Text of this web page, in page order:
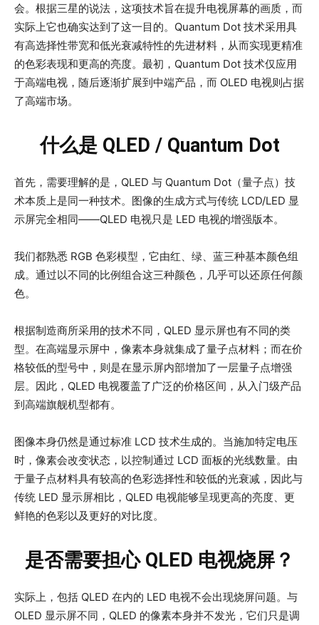
会。根据三星的说法，这项技术旨在提升电视屏幕的画质，而
实际上它也确实达到了这一目的。Quantum Dot 技术采用具
有高选择性带宽和低光衰减特性的先进材料，从而实现更精准
的色彩表现和更高的亮度。最初，Quantum Dot 技术仅应用
于高端电视，随后逐渐扩展到中端产品，而 OLED 电视则占据
了高端市场。
什么是 QLED / Quantum Dot
首先，需要理解的是，QLED 与 Quantum Dot（量子点）技
术本质上是同一种技术。图像的生成方式与传统 LCD/LED 显
示屏完全相同——QLED 电视只是 LED 电视的增强版本。
我们都熟悉 RGB 色彩模型，它由红、绿、蓝三种基本颜色组
成。通过以不同的比例组合这三种颜色，几乎可以还原任何颜
色。
根据制造商所采用的技术不同，QLED 显示屏也有不同的类
型。在高端显示屏中，像素本身就集成了量子点材料；而在价
格较低的型号中，则是在显示屏内部增加了一层量子点增强
层。因此，QLED 电视覆盖了广泛的价格区间，从入门级产品
到高端旗舰机型都有。
图像本身仍然是通过标准 LCD 技术生成的。当施加特定电压
时，像素会改变状态，以控制通过 LCD 面板的光线数量。由
于量子点材料具有较高的色彩选择性和较低的光衰减，因此与
传统 LED 显示屏相比，QLED 电视能够呈现更高的亮度、更
鲜艳的色彩以及更好的对比度。
是否需要担心 QLED 电视烧屏？
实际上，包括 QLED 在内的 LED 电视不会出现烧屏问题。与
OLED 显示屏不同，QLED 的像素本身并不发光，它们只是调